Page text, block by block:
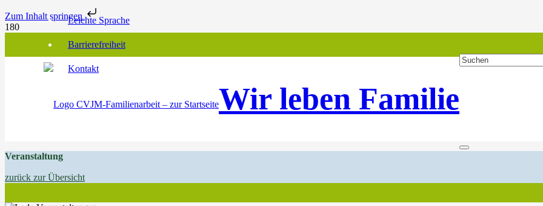
Zum Inhalt springenLeichte Sprache
Barrierefreiheit
Kontakt
Wir leben Familie
Veranstaltung
zurück zur Übersicht